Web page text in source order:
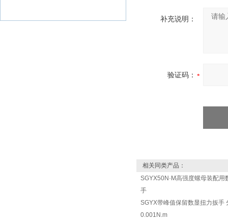
补充说明：
验证码：
相关同类产品：
SGYX50N·M高强度螺母装配用
手
SGYX带峰值保留数显扭力扳手
0.001N.m